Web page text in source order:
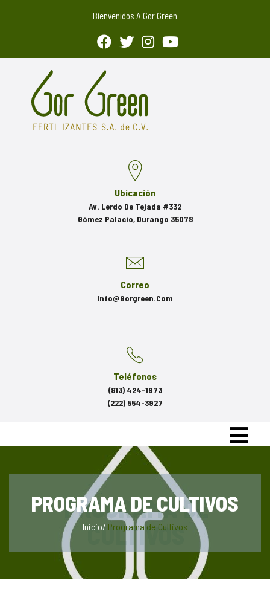
Bienvenidos A Gor Green
Ubicación
Av. Lerdo De Tejada #332
Gómez Palacio, Durango 35078
Correo
Info@gorgreen.com
Teléfonos
(813) 424-1973
(222) 554-3927
PROGRAMA DE CULTIVOS
Inicio/ Programa de Cultivos